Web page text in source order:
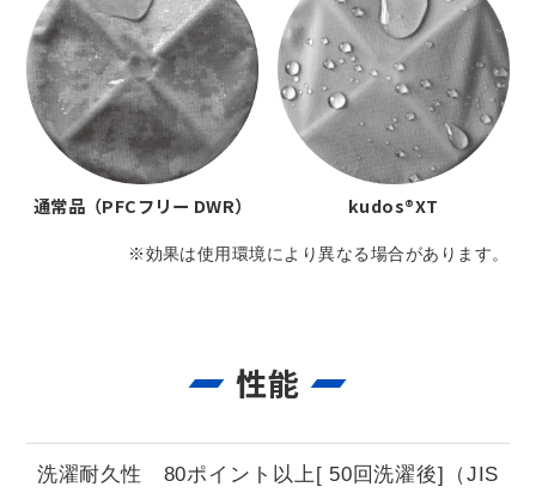
通常品（PFCフリー DWR） kudos®XT
※効果は使用環境により異なる場合があります。
性能
洗濯耐久性
80ポイント以上[ 50回洗濯後]（JIS